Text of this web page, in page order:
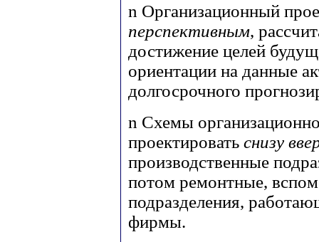
n Организационный
перспективным,
достижение целей
ориентации на данные
долгосрочного
n Схемы
проектировать снизу
производственные
потом ремонтные,
подразделения,
фирмы.